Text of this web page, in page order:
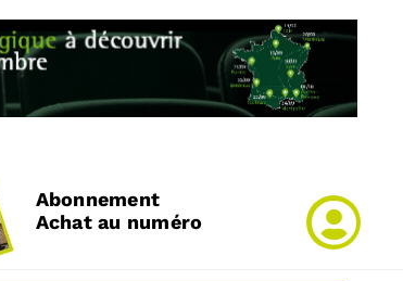
Abonnement
Achat au numéro